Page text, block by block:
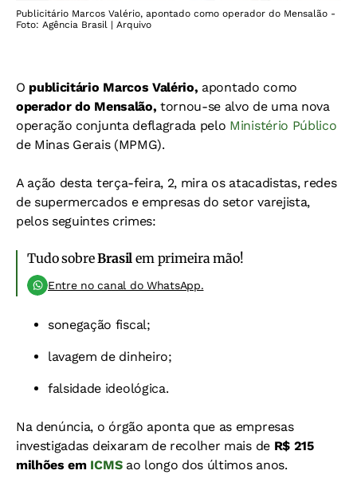
Publicitário Marcos Valério, apontado como operador do Mensalão -
Foto: Agência Brasil | Arquivo
O publicitário Marcos Valério, apontado como
operador do Mensalão, tornou-se alvo de uma nova
operação conjunta deflagrada pelo Ministério Público
de Minas Gerais (MPMG).
A ação desta terça-feira, 2, mira os atacadistas, redes
de supermercados e empresas do setor varejista,
pelos seguintes crimes:
Tudo sobreBrasil em primeira mão!
Entre no canal do WhatsApp.
sonegação fiscal;
lavagem de dinheiro;
falsidade ideológica.
Na denúncia, o órgão aponta que as empresas
investigadas deixaram de recolher mais de R$ 215
milhões em ICMSao longo dos últimos anos.